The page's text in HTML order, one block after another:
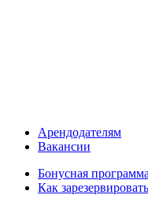
Арендодателям
Вакансии
Бонусная программа
Как